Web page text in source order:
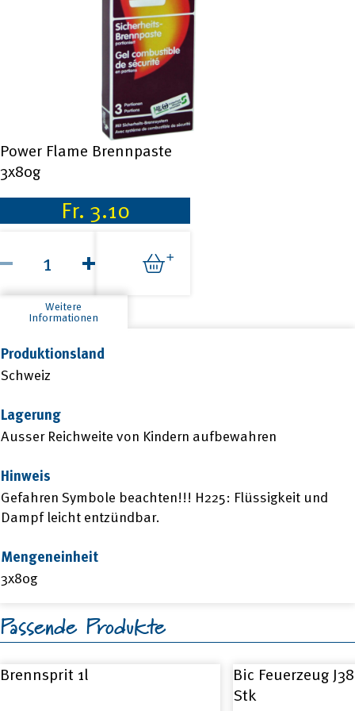
Power Flame Brennpaste
3x80g
Fr. 3.10
Brennpaste
Menge Weitere
Informationen
Produktionsland
Schweiz
Lagerung
Ausser Reichweite von Kindern aufbewahren
Hinweis
Gefahren Symbole beachten!!! H225: Flüssigkeit und
Dampf leicht entzündbar.
Mengeneinheit
3x80g
Passende Produkte
Brennsprit 1l
Bic Feuerzeug
Stk